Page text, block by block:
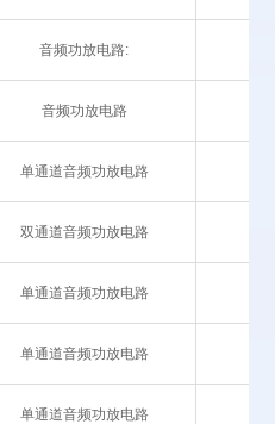
音频功放电路:
音频功放电路
单通道音频功放电路
双通道音频功放电路
单通道音频功放电路
单通道音频功放电路
单通道音频功放电路